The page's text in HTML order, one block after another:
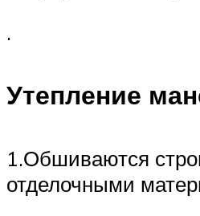
.
Утепление
1.Обшиваются
отделочными